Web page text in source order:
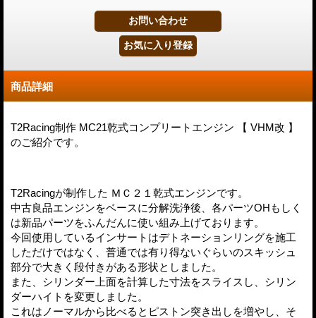
商品詳細
T2Racing制作 MC21乾式コンプリートエンジン 【 VHM改 】
のご紹介です。
T2Racingが制作した ＭＣ２１乾式エンジンです。
中古良品エンジンをベースに分解洗浄後、各パーツOHもしく
は新品パーツをふんだんに使い組み上げております。
今回使用しているインサートはデトネーションリングを施工
しただけではなく、普通では有り得ないぐらいのスキッシュ
部分で大きく段付きがある形状としました。
また、シリンダー上面を計算した寸法をスライスし、シリン
ダーハイトを変更しました。
これはノーマルから比べるとピストン突き出しを増やし、そ